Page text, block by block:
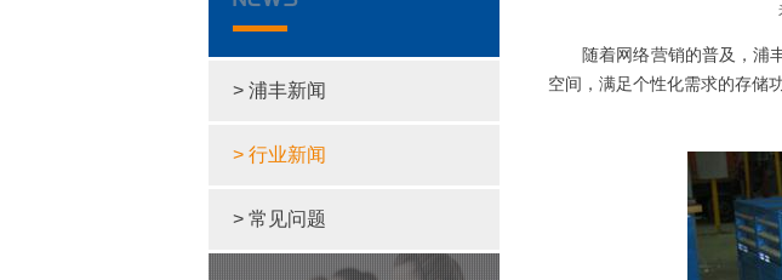
> 浦丰新闻
> 行业新闻
> 常见问题
随着网络营销的普及，浦
空间，满足个性化需求的存储功